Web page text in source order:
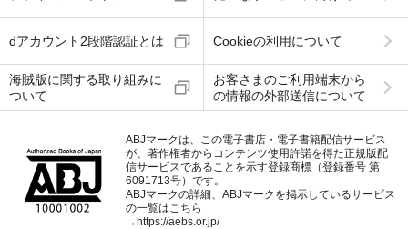
dアカウント2段階認証とは Cookieの利用について
海賊版に関する取り組みに
ついて
お客さまのご利用端末から
の情報の外部送信について
ABJマークは、この電子書店・電子書籍配信サービス
が、著作権者からコンテンツ使用許諾を得た正規版配
信サービスであることを示す登録商標（登録番号 第
6091713号）です。
ABJマークの詳細、ABJマークを掲示しているサービス
の一覧はこちら
→https://aebs.or.jp/